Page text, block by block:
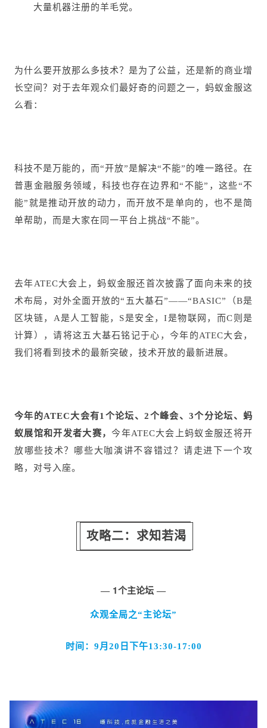
大量机器注册的羊毛党。
为什么要开放那么多技术？是为了公益，还是新的商业增
长空间？对于去年观众们最好奇的问题之一，蚂蚁金服这
么看：
科技不是万能的，而“开放”是解决“不能”的唯一路径。在
普惠金融服务领域，科技也存在边界和“不能”，这些“不
能”就是推动开放的动力，而开放不是单向的，也不是简
单帮助，而是大家在同一平台上挑战“不能”。
去年ATEC大会上，蚂蚁金服还首次披露了面向未来的技
术布局，对外全面开放的“五大基石”——“BASIC”（B是
区块链，A是人工智能，S是安全，I是物联网，而C则是
计算），请将这五大基石铭记于心，今年的ATEC大会，
我们将看到技术的最新突破，技术开放的最新进展。
今年的ATEC大会有1个论坛、2个峰会、3个分论坛、蚂
蚁展馆和开发者大赛，今年ATEC大会上蚂蚁金服还将开
放哪些技术？哪些大咖演讲不容错过？请走进下一个攻
略，对号入座。
攻略二：求知若渴
— 1个主论坛 —
众观全局之“主论坛”
时间：9月20日下午13:30-17:00